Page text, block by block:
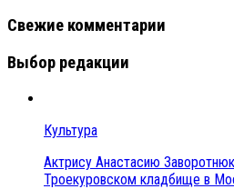
Свежие комментарии
Выбор редакции
Культура
Актрису Анастасию
Троекуровском кладбище в